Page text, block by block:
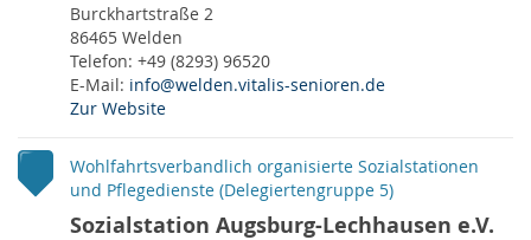
Burckhartstraße 2
86465 Welden
Telefon: +49 (8293) 96520
E-Mail: info@welden.vitalis-senioren.de
Zur Website
Wohlfahrtsverbandlich organisierte Sozialstationen
und Pflegedienste (Delegiertengruppe 5)
Sozialstation Augsburg-Lechhausen e.V.